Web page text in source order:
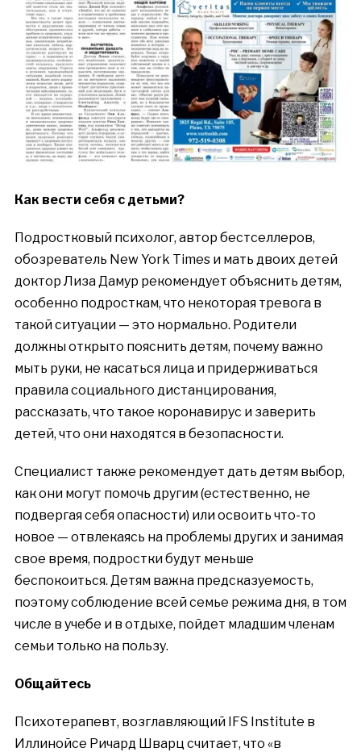
Как вести себя с детьми?
Подростковый психолог, автор бестселлеров,
обозреватель New York Times и мать двоих детей
доктор Лиза Дамур рекомендует объяснить детям,
особенно подросткам, что некоторая тревога в
такой ситуации — это нормально. Родители
должны открыто пояснить детям, почему важно
мыть руки, не касаться лица и придерживаться
правила социального дистанцирования,
рассказать, что такое коронавирус и заверить
детей, что они находятся в безопасности.
Специалист также рекомендует дать детям выбор,
как они могут помочь другим (естественно, не
подвергая себя опасности) или освоить что-то
новое — отвлекаясь на проблемы других и занимая
свое время, подростки будут меньше
беспокоиться. Детям важна предсказуемость,
поэтому соблюдение всей семье режима дня, в том
числе в учебе и в отдыхе, пойдет младшим членам
семьи только на пользу.
Общайтесь
Психотерапевт, возглавляющий IFS Institute в
Иллинойсе Ричард Шварц считает, что «в